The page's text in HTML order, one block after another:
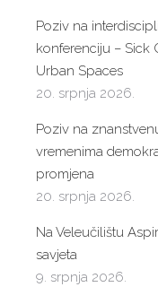
Poziv na
konferenciju – Sick
Urban Spaces
20. srpnja 2026.
Poziv na
vremenima
promjena
20. srpnja 2026.
Na Veleučilištu
savjeta
9. srpnja 2026.